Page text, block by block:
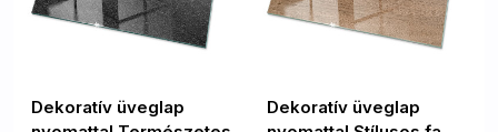
Dekoratív üveglap
Dekoratív üveglap